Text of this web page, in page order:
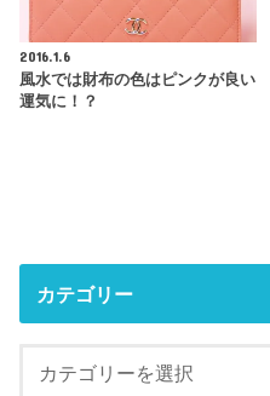
2016.1.6
風水では財布の色はピンクが良い
運気に！？
カテゴリー